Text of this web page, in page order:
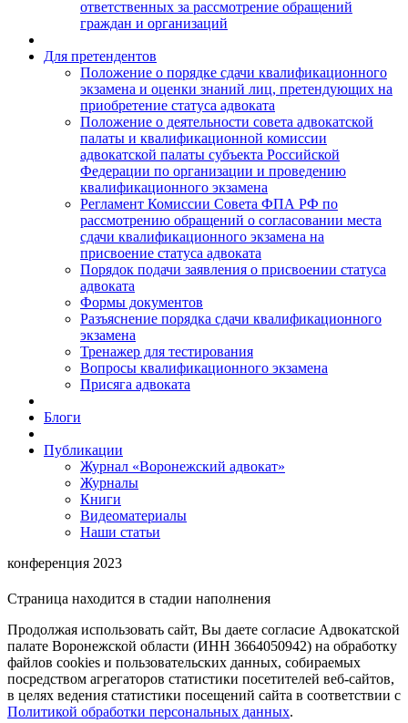
ответственных за рассмотрение обращений
граждан и организаций
Для претендентов
Положение о порядке сдачи квалификационного
экзамена и оценки знаний лиц, претендующих на
приобретение статуса адвоката
Положение о деятельности совета адвокатской
палаты и квалификационной комиссии
адвокатской палаты субъекта Российской
Федерации по организации и проведению
квалификационного экзамена
Регламент Комиссии Совета ФПА РФ по
рассмотрению обращений о согласовании места
сдачи квалификационного экзамена на
присвоение статуса адвоката
Порядок подачи заявления о присвоении статуса
адвоката
Формы документов
Разъяснение порядка сдачи квалификационного
экзамена
Тренажер для тестирования
Вопросы квалификационного экзамена
Присяга адвоката
Блоги
Публикации
Журнал «Воронежский адвокат»
Журналы
Книги
Видеоматериалы
Наши статьи
конференция 2023
Страница находится в стадии наполнения
Продолжая использовать сайт, Вы даете согласие Адвокатской
палате Воронежской области (ИНН 3664050942) на обработку
файлов cookies и пользовательских данных, собираемых
посредством агрегаторов статистики посетителей веб-сайтов,
в целях ведения статистики посещений сайта в соответствии с
Политикой обработки персональных данных.